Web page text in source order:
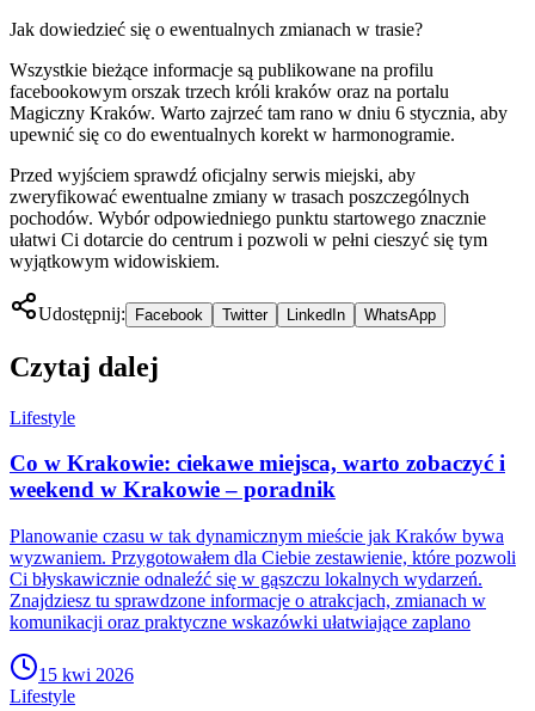
Jak dowiedzieć się o ewentualnych zmianach w trasie?
Wszystkie bieżące informacje są publikowane na profilu
facebookowym orszak trzech króli kraków oraz na portalu
Magiczny Kraków. Warto zajrzeć tam rano w dniu 6 stycznia, aby
upewnić się co do ewentualnych korekt w harmonogramie.
Przed wyjściem sprawdź oficjalny serwis miejski, aby
zweryfikować ewentualne zmiany w trasach poszczególnych
pochodów. Wybór odpowiedniego punktu startowego znacznie
ułatwi Ci dotarcie do centrum i pozwoli w pełni cieszyć się tym
wyjątkowym widowiskiem.
Udostępnij: Facebook Twitter LinkedIn WhatsApp
Czytaj dalej
Lifestyle
Co w Krakowie: ciekawe miejsca, warto zobaczyć i
weekend w Krakowie – poradnik
Planowanie czasu w tak dynamicznym mieście jak Kraków bywa
wyzwaniem. Przygotowałem dla Ciebie zestawienie, które pozwoli
Ci błyskawicznie odnaleźć się w gąszczu lokalnych wydarzeń.
Znajdziesz tu sprawdzone informacje o atrakcjach, zmianach w
komunikacji oraz praktyczne wskazówki ułatwiające zaplano
15 kwi 2026
Lifestyle